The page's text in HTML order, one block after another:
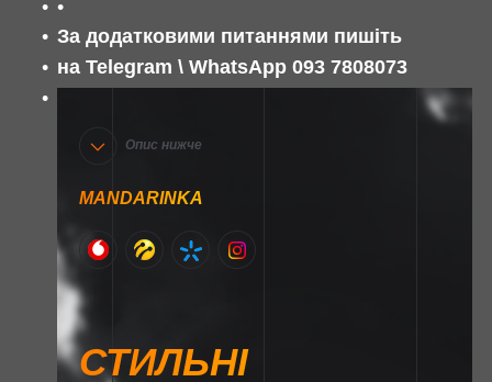
За додатковими питаннями пишіть
на Telegram \ WhatsApp 093 7808073
Опис нижче
MANDARINKA
СТИЛЬНІ